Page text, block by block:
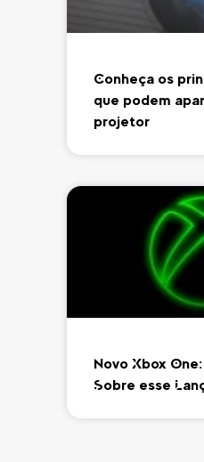
Conheça os
que podem
projetor
Novo Xbox
Sobre esse